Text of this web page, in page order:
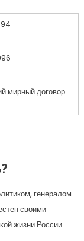
мирный договор
генералом
своими
жизни России.